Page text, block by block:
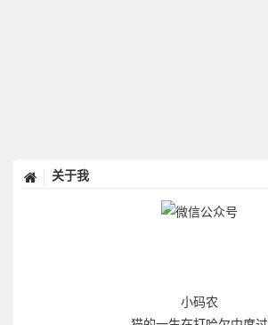
关于我
小码农